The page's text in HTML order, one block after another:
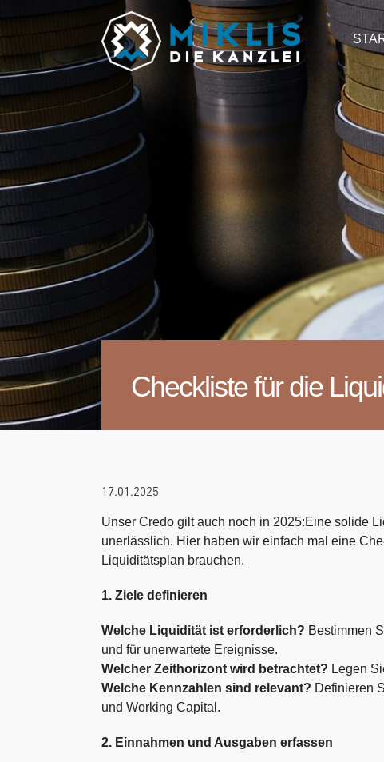
Checkliste für die
17.01.2025
Unser Credo gilt auch noch in 2025:Eine solide
unerlässlich. Hier haben wir einfach mal eine
Liquiditätsplan brauchen.
1. Ziele definieren
Welche Liquidität ist erforderlich? Bestimmen
und für unerwartete Ereignisse.
Welcher Zeithorizont wird betrachtet? Legen
Welche Kennzahlen sind relevant? Definieren
und Working Capital.
2. Einnahmen und Ausgaben erfassen